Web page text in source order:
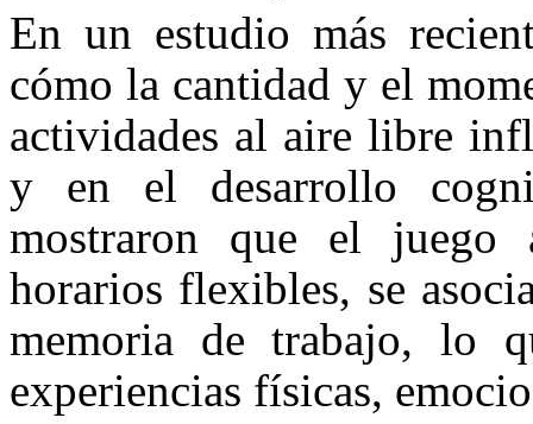
En un estudio más
cómo la cantidad y el
actividades al aire libre
y en el desarrollo
mostraron que el juego
horarios flexibles, se
memoria de trabajo, lo
experiencias físicas,